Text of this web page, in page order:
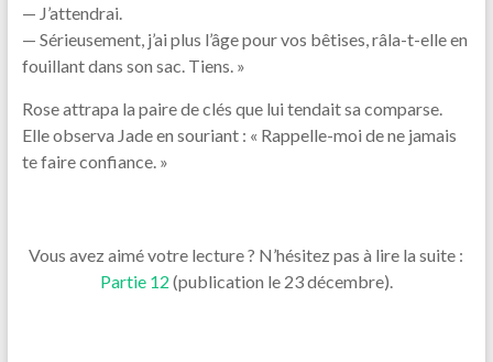
— J’attendrai.
— Sérieusement, j’ai plus l’âge pour vos bêtises, râla-t-elle en
fouillant dans son sac. Tiens. »
Rose attrapa la paire de clés que lui tendait sa comparse.
Elle observa Jade en souriant : « Rappelle-moi de ne jamais
te faire confiance. »
Vous avez aimé votre lecture ? N’hésitez pas à lire la suite :
Partie 12 (publication le 23 décembre).